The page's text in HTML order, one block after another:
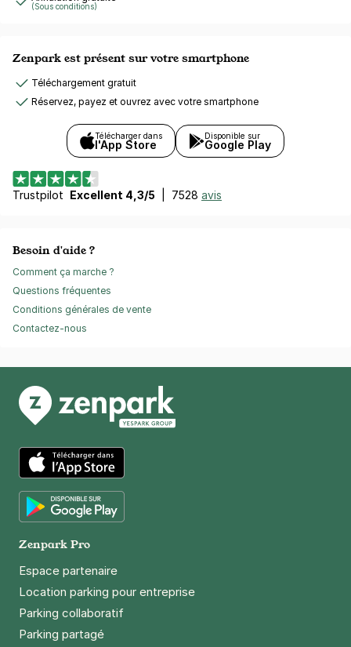
(Sous conditions)
Zenpark est présent sur votre smartphone
Téléchargement gratuit
Réservez, payez et ouvrez avec votre smartphone
Télécharger dans
l'App Store
Disponible sur
Google Play
Trustpilot Excellent 4,3/5 7528 avis
Besoin d'aide ?
Comment ça marche ?
Questions fréquentes
Conditions générales de vente
Contactez-nous
App Store
Zenpark Pro
Espace partenaire
Location parking pour entreprise
Parking collaboratif
Parking partagé